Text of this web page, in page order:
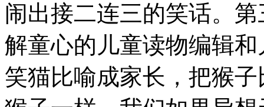
闹出接二连三的笑话。
解童心的儿童读物编辑
笑猫比喻成家长，把猴